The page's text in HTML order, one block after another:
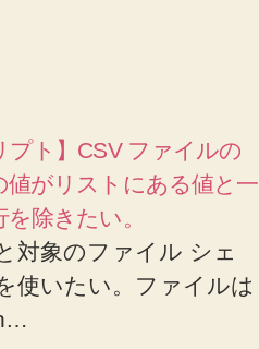
プト】CSV ファイルの
値がリストにある値と一
除きたい。
対象のファイル シェ
使いたい。ファイルは